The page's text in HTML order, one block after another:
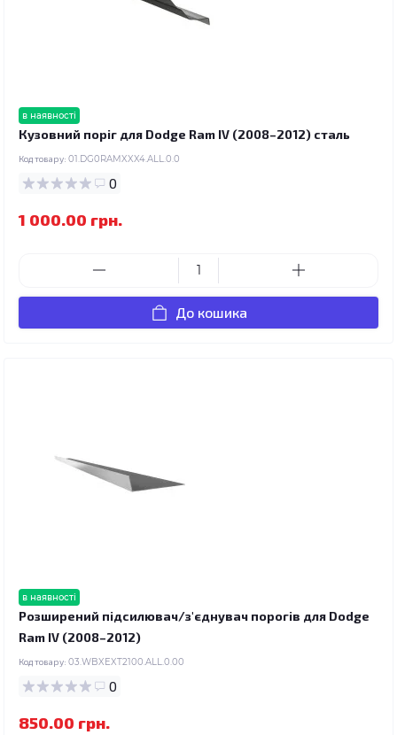
в наявності
Кузовний поріг для Dodge Ram IV (2008–2012) сталь
Код товару: 01.DG0RAMXXX4.ALL.0.0
0
1 000.00 грн.
До кошика
в наявності
Розширений підсилювач/з'єднувач порогів для Dodge
Ram IV (2008–2012)
Код товару: 03.WBXEXT2100.ALL.0.00
0
850.00 грн.